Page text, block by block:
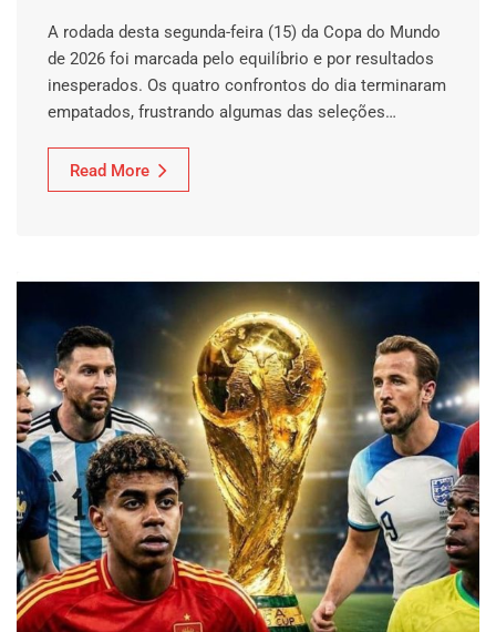
A rodada desta segunda-feira (15) da Copa do Mundo
de 2026 foi marcada pelo equilíbrio e por resultados
inesperados. Os quatro confrontos do dia terminaram
empatados, frustrando algumas das seleções…
Read More